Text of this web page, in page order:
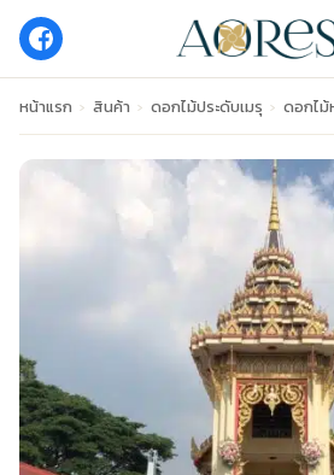
หน้าแรก › สินค้า › ดอกไม้ประดับเมรุ › ดอกไม้